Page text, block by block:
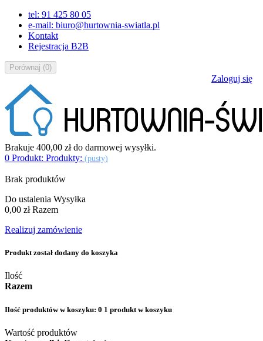
tel: 91 425 80 05
e-mail: biuro@hurtownia-swiatla.pl
Kontakt
Rejestracja B2B
Porównaj (0)
Zaloguj się
Brakuje 400,00 złdo darmowej wysyłki.
0 Produkt: Produkty: (pusty)
Brak produktów
Do ustalenia Wysyłka
0,00 zł Razem
Realizuj zamówienie
Produkt został dodany do koszyka
Ilość
Razem
Ilość produktów w koszyku: 0 1 produkt w koszyku
Wartość produktów